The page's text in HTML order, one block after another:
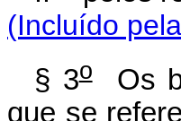
(Incluído
§ 3oOs
que se